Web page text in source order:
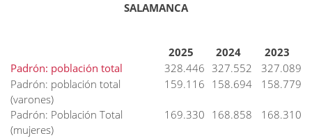
SALAMANCA
2025 2024
2023
Padrón: población total
328.446 327.552
327.089
Padrón: población total
(varones)
159.116 158.694 158.779
Padrón: Población Total
(mujeres)
169.330 168.858 168.310